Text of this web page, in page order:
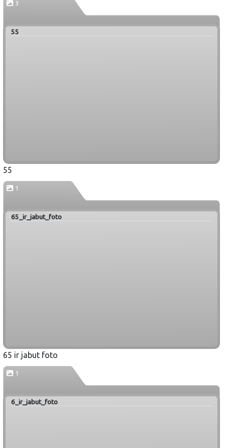
3
55
55
1
65_ir_jabut_foto
65 ir jabut foto
1
6_ir_jabut_foto